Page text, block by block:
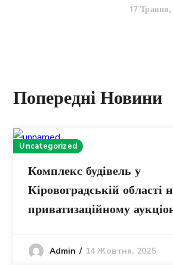
17
Попередні Новини
Uncategorized
Комплекс будівель у
Кіровоградській області
приватизаційному
Admin 14 Жовтня, 2025